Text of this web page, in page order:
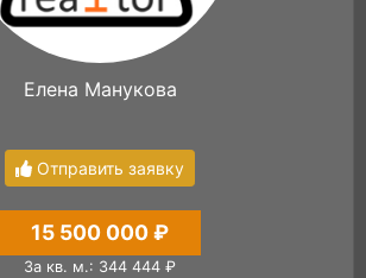
Елена Манукова
Отправить заявку
15 500 000 ₽
За кв. м.: 344 444 ₽